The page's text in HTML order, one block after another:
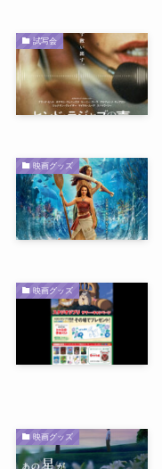
試写会
映画グッズ
映画グッズ
映画グッズ